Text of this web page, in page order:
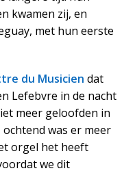
kwamen zij, en
met hun eerste
du Musicien dat
Lefebvre in de nacht
meer geloofden in
was er meer
orgel het heeft
we dit